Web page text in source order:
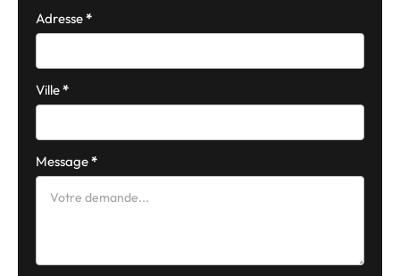
Adresse*
Ville*
Message*